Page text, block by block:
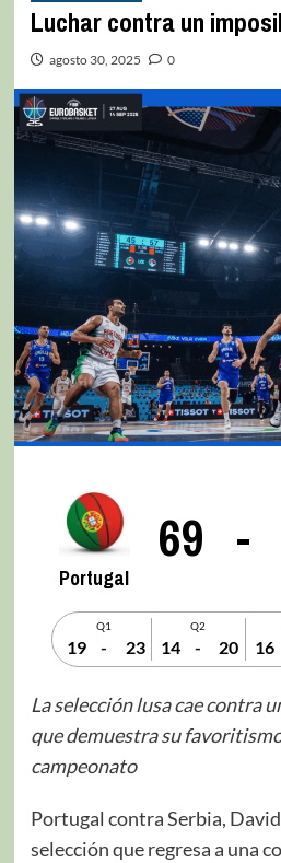
Luchar contra un
agosto 30, 2025 0
Portugal
69 -
Q1
19 - 23
Q2
14 - 20 16
La selección lusa cae contra
que demuestra su
campeonato
Portugal contra Serbia,
selección que regresa a una